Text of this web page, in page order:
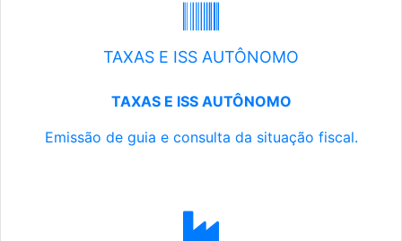
TAXAS E ISS AUTÔNOMO
TAXAS E ISS AUTÔNOMO
Emissão de guia e consulta da situação fiscal.